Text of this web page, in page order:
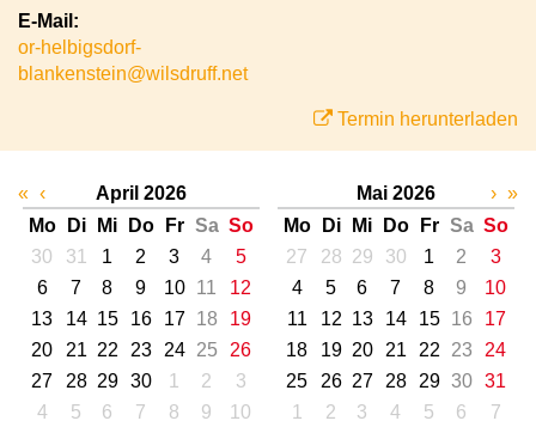
E-Mail:
or-helbigsdorf-
blankenstein@wilsdruff.net
Termin herunterladen
« ‹
April 2026
Mo
Di Mi Do Fr Sa So
30
31 1 2 3 4
5
6
7 8 9 10 11
12
13
14 15 16 17 18
19
20
21 22 23 24 25
26
27
28 29 30 1 2
3
4
5 6 7 8 9 10
Mai 2026
Mo
Di Mi Do Fr Sa So
27
28 29 30 1 2
3
4
5 6 7 8 9
10
11
12 13 14 15 16
17
18
19 20 21 22 23
24
25
26 27 28 29 30
31
1
2 3 4 5 6 7
› »